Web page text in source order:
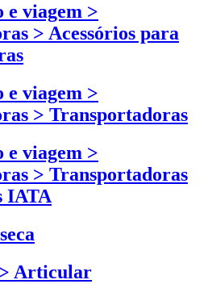
e viagem >
> Acessórios para
e viagem >
> Transportadoras
e viagem >
> Transportadoras
IATA
> Articular